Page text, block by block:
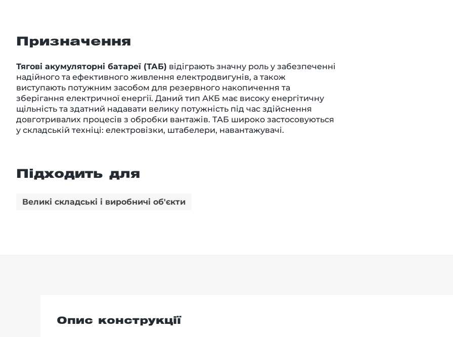
Призначення
Тягові акумуляторні батареї (ТАБ) відіграють значну роль у забезпеченні
надійного та ефективного живлення електродвигунів, а також
виступають потужним засобом для резервного накопичення та
зберігання електричної енергії. Даний тип АКБ має високу енергітичну
щільність та здатний надавати велику потужність під час здійснення
довготривалих процесів з обробки вантажів. ТАБ широко застосовуються
у складській техніці: електровізки, штабелери, навантажувачі.
Підходить для
Великі складські і виробничі об'єкти
Опис конструкції